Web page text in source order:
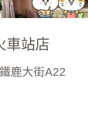
車站店
鹿大街A22